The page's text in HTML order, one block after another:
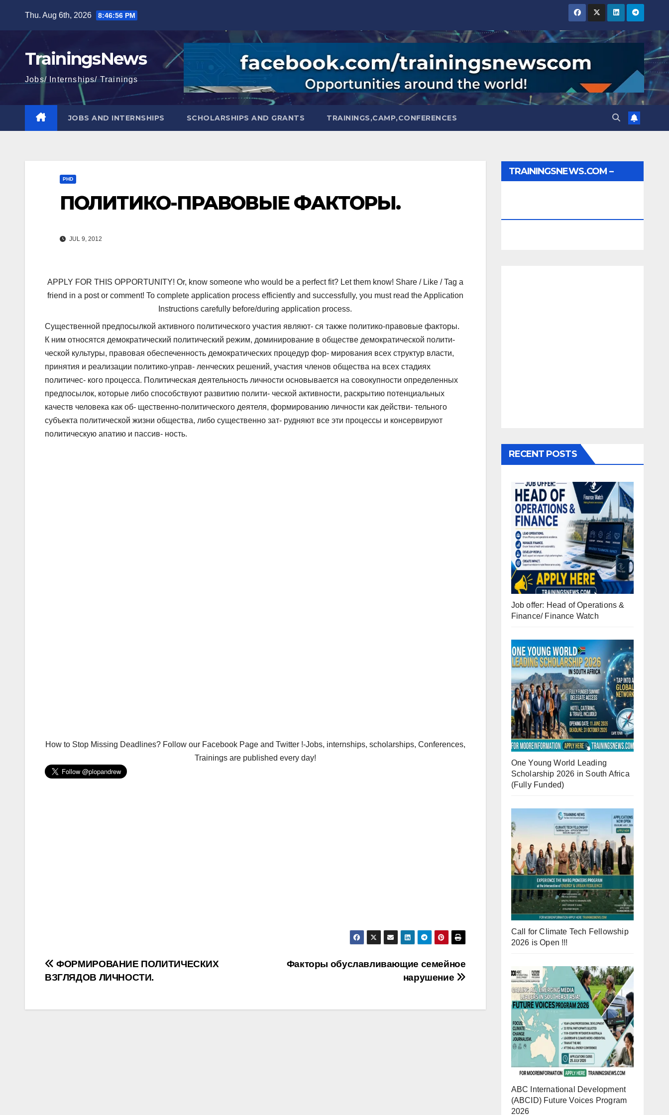
content
Thu. Aug 6th, 2026 8:46:57 PM
TrainingsNews
Jobs/ Internships/ Trainings
JOBS AND INTERNSHIPS SCHOLARSHIPS AND GRANTS TRAININGS,CAMP,CONFERENCES
PHD
ПОЛИТИКО-ПРАВОВЫЕ ФАКТОРЫ.
JUL 9, 2012
APPLY FOR THIS OPPORTUNITY! Or, know someone who would be a perfect fit? Let them know! Share / Like / Tag a
friend in a post or comment! To complete application process efficiently and successfully, you must read the Application
Instructions carefully before/during application process.
Существенной предпосылкой активного политического участия являют- ся также политико-правовые факторы.
К ним относятся демократический политический режим, доминирование в обществе демократической полити-
ческой культуры, правовая обеспеченность демократических процедур фор- мирования всех структур власти,
принятия и реализации политико-управ- ленческих решений, участия членов общества на всех стадиях
политичес- кого процесса. Политическая деятельность личности основывается на совокупности определенных
предпосылок, которые либо способствуют развитию полити- ческой активности, раскрытию потенциальных
качеств человека как об- щественно-политического деятеля, формированию личности как действи- тельного
субъекта политической жизни общества, либо существенно зат- рудняют все эти процессы и консервируют
политическую апатию и пассив- ность.
How to Stop Missing Deadlines? Follow our Facebook Page and Twitter !-Jobs, internships, scholarships, Conferences,
Trainings are published every day!
Post
navigation
Факторы обуславливающие семейное
нарушение
ФОРМИРОВАНИЕ ПОЛИТИЧЕСКИХ
ВЗГЛЯДОВ ЛИЧНОСТИ.
TRAININGSNEWS.COM –
RECENT POSTS
Job offer: Head of Operations &
Finance/ Finance Watch
One Young World Leading
Scholarship 2026 in South Africa
(Fully Funded)
Call for Climate Tech Fellowship
2026 is Open !!!
ABC International Development
(ABCID) Future Voices Program
2026